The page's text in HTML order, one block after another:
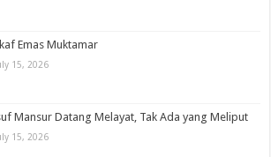
Emas Muktamar
15, 2026
Mansur Datang Melayat, Tak Ada yang Meliput
15, 2026